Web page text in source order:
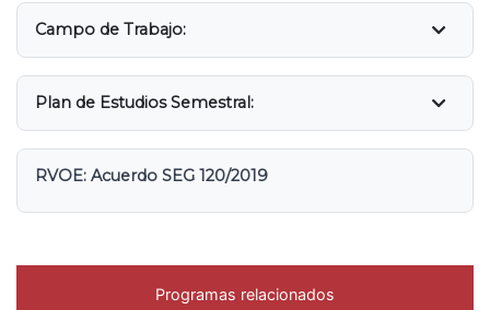
Campo de Trabajo:
Plan de Estudios Semestral:
RVOE: Acuerdo SEG 120/2019
Programas relacionados